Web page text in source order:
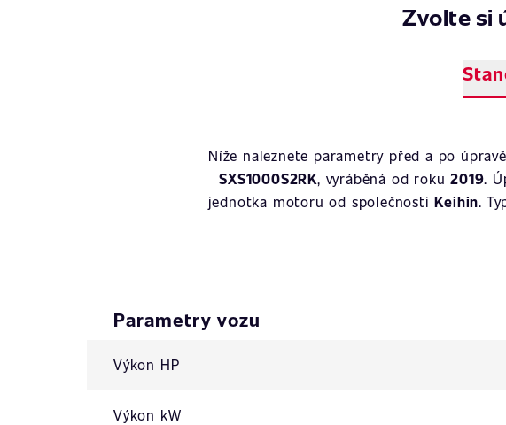
Zvolte si
Níže naleznete parametry před a po úpravě
SXS1000S2RK, vyráběná od roku2019.
jednotka motoru od společnostiKeihin.
Parametry vozu
Výkon HP
Výkon kW